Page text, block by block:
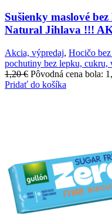
Sušienky maslové
Natural Jihlava !!!
Akcia, výpredaj, Hocičo
pochutiny bez lepku, cukru,
1,20€ Pôvodná cena bola:
Pridať do košíka